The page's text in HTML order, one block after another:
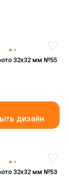
32x32 мм №55
дизайн
32x32 мм №53